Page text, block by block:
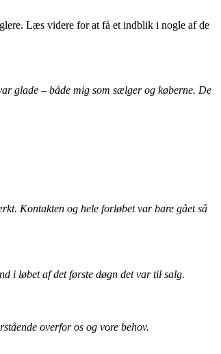
Læs videre for at få et indblik i nogle af de
glade – både mig som sælger og køberne. De
Kontakten og hele forløbet var bare gået så
i løbet af det første døgn det var til salg.
overfor os og vore behov.